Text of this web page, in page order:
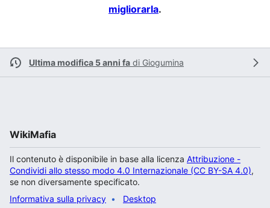
migliorarla.
Ultima modifica 5 anni fa di Giogumina
WikiMafia
Il contenuto è disponibile in base alla licenza Attribuzione -
Condividi allo stesso modo 4.0 Internazionale (CC BY-SA 4.0),
se non diversamente specificato.
Informativa sulla privacy
Desktop